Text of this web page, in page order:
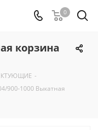
0
корзина
-
900-1000 Выкатная